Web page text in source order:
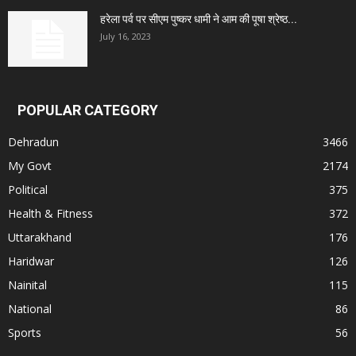
हरेला पर्व पर सीएम पुष्कर धामी ने आम की पूषा श्रेष्ठ...
July 16, 2023
POPULAR CATEGORY
Dehradun
3466
My Govt
2174
Political
375
Health & Fitness
372
Uttarakhand
176
Haridwar
126
Nainital
115
National
86
Sports
56